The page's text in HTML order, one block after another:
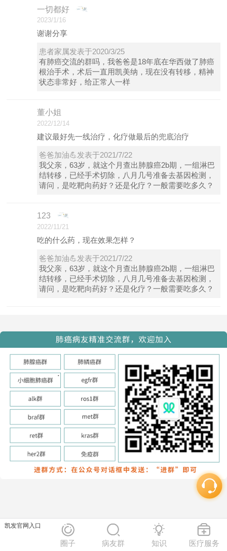
一切都好
2023/1/16
谢谢分享
患者家属发表于2020/3/25
有肺癌交流的群吗，我爸爸是18年底在华西做了肺癌
根治手术，术后一直用凯美纳，现在没有转移，精神
状态非常好，给正常人一样
董小姐
2022/12/14
建议最好先一线治疗，化疗做最后的兜底治疗
爸爸加油💪发表于2021/7/22
我父亲，63岁，就这个月查出肺腺癌2b期，一组淋巴
结转移，已经手术切除，八月几号准备去基因检测，
请问，是吃靶向药好？还是化疗？一般需要吃多久？
123
2022/11/21
吃的什么药，现在效果怎样？
爸爸加油💪发表于2021/7/22
我父亲，63岁，就这个月查出肺腺癌2b期，一组淋巴
结转移，已经手术切除，八月几号准备去基因检测，
请问，是吃靶向药好？还是化疗？一般需要吃多久？
凯发官网入口
圈子 病友群 知识 医疗服务